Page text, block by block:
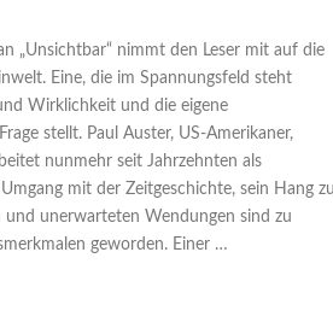
„Unsichtbar“ nimmt den Leser mit auf die
Eine, die im Spannungsfeld steht
Wirklichkeit und die eigene
stellt. Paul Auster, US-Amerikaner,
nunmehr seit Jahrzehnten als
mit der Zeitgeschichte, sein Hang zu
und unerwarteten Wendungen sind zu
geworden. Einer …